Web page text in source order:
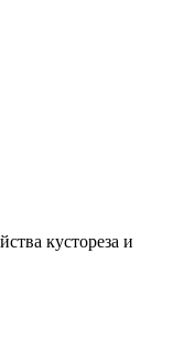
кустореза и